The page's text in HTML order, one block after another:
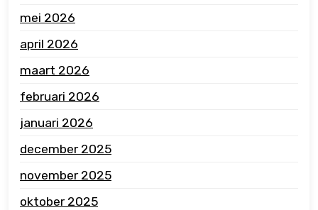
mei 2026
april 2026
maart 2026
februari 2026
januari 2026
december 2025
november 2025
oktober 2025